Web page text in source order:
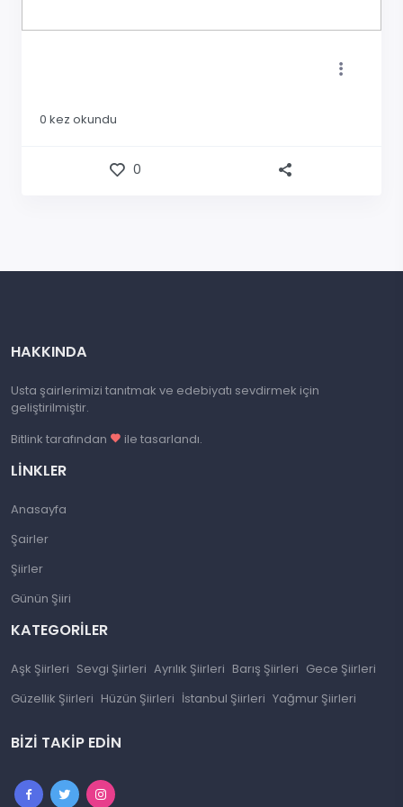
0 kez okundu
0
HAKKINDA
Usta şairlerimizi tanıtmak ve edebiyatı sevdirmek için
geliştirilmiştir.
Bitlink tarafından
ile tasarlandı.
LINKLER
Anasayfa
Şairler
Şiirler
Günün Şiiri
KATEGORILER
Aşk Şiirleri Sevgi Şiirleri Ayrılık Şiirleri Barış Şiirleri Gece Şiirleri
Güzellik Şiirleri Hüzün Şiirleri İstanbul Şiirleri Yağmur Şiirleri
BIZI TAKIP EDIN